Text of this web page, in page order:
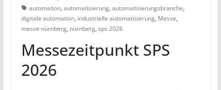
automation, automatisierung, automatisierungsbranche,
digitale automation, industrielle automatisierung, Messe,
messe nürnberg, nürnberg, sps 2026
Messezeitpunkt SPS
2026